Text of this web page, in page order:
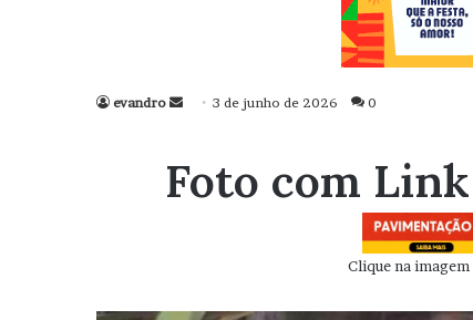
evandro
Mande
mail
3 de junho de 2026 0
Foto com
Clique na